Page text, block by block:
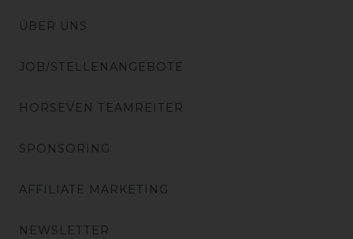
ÜBER UNS
JOB/STELLENANGEBOTE
HORSEVEN TEAMREITER
SPONSORING
AFFILIATE MARKETING
NEWSLETTER